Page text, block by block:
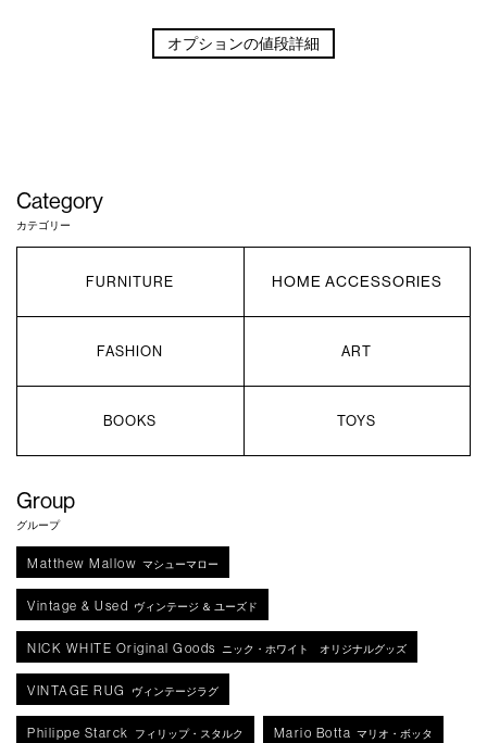
オプションの値段詳細
Category
カテゴリー
FURNITURE HOME ACCESSORIES
FASHION ART
BOOKS TOYS
Group
グループ
Matthew Mallow マシューマロー
Vintage & Used ヴィンテージ ＆ ユーズド
NICK WHITE Original Goods ニック・ホワイト オリジナルグッズ
VINTAGE RUG ヴィンテージラグ
Philippe Starck フィリップ・スタルク Mario Botta マリオ・ボッタ